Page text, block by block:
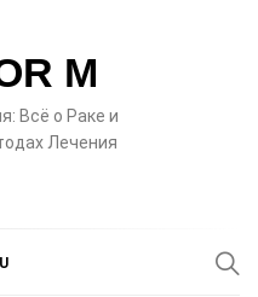
M
Всё о Раке и
Лечения